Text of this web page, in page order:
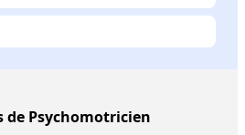
de Psychomotricien